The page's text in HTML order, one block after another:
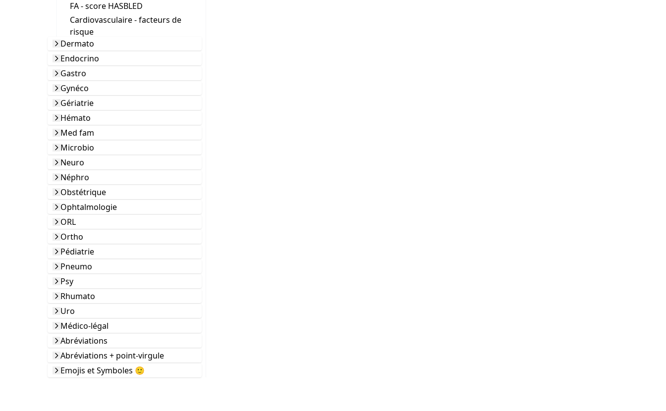
FA - score HASBLED
Cardiovasculaire - facteurs de
risque
Dermato
Endocrino
Gastro
Gynéco
Gériatrie
Hémato
Med fam
Microbio
Neuro
Néphro
Obstétrique
Ophtalmologie
ORL
Ortho
Pédiatrie
Pneumo
Psy
Rhumato
Uro
Médico-légal
Abréviations
Abréviations + point-virgule
Emojis et Symboles 🙂